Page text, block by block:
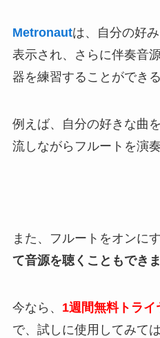
Metronautは、自分の好
表示され、さらに伴奏音
器を練習することができ
例えば、
自分の好きな曲
流しながらフルートを演
また、フルートをオンにす
て音源を聴くこともでき
今なら、 1週間無料トライ
で、試しに使用してみて